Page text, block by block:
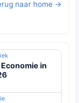
naar home →
in